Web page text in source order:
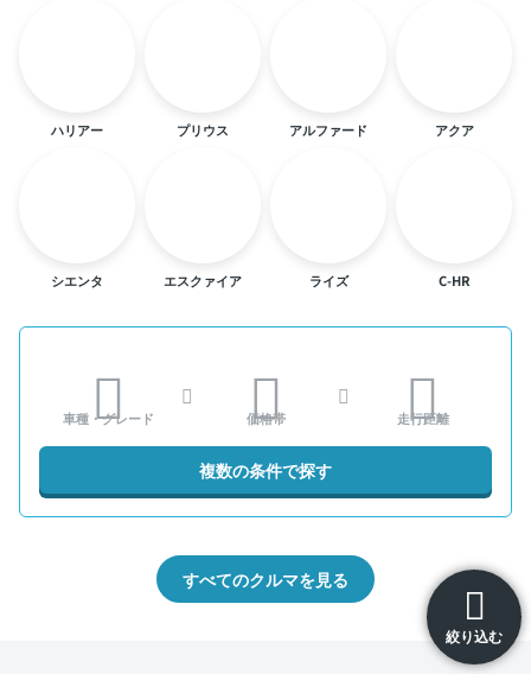
絞り込む
ハリアー プリウス アルファード アクア
シエンタ エスクァイア ライズ C-HR
車種・グレード 価格帯 走行距離
複数の条件で探す
すべてのクルマを見る